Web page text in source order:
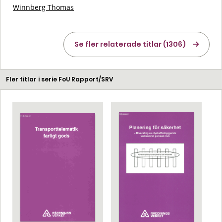
Winnberg Thomas
Se fler relaterade titlar (1306)
Fler titlar i serie FoU Rapport/SRV